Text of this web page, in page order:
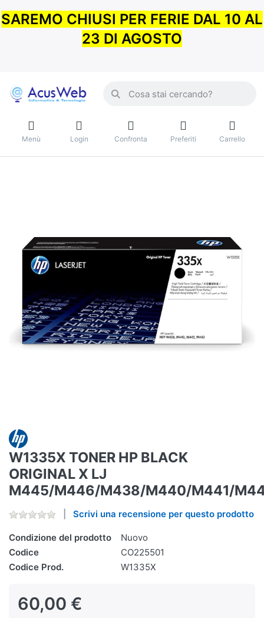
SAREMO CHIUSI PER FERIE DAL 10 AL
23 DI AGOSTO
Menù Login Confronta Preferiti Carrello
W1335X TONER HP BLACK
ORIGINAL X LJ
M445/M446/M438/M440/M441/
Scrivi una recensione per questo prodotto
Condizione del prodotto
Nuovo
Codice
CO225501
Codice Prod.
W1335X
60,00 €